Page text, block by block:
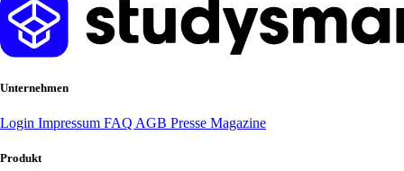
Unternehmen
Login Impressum FAQ AGB Presse Magazine
Produkt